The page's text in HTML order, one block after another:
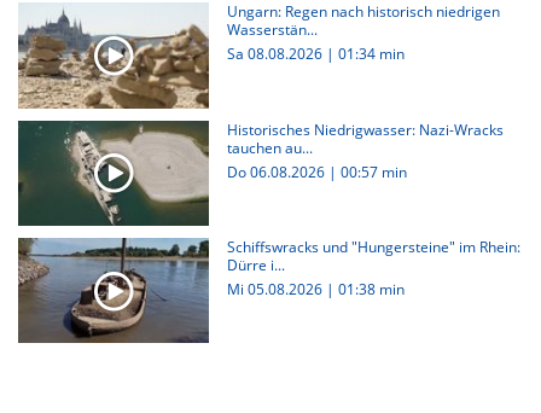
Ungarn: Regen nach historisch niedrigen
Wasserstän...
Sa 08.08.2026 | 01:34 min
Historisches Niedrigwasser: Nazi-Wracks
tauchen au...
Do 06.08.2026 | 00:57 min
Schiffswracks und "Hungersteine" im Rhein:
Dürre i...
Mi 05.08.2026 | 01:38 min